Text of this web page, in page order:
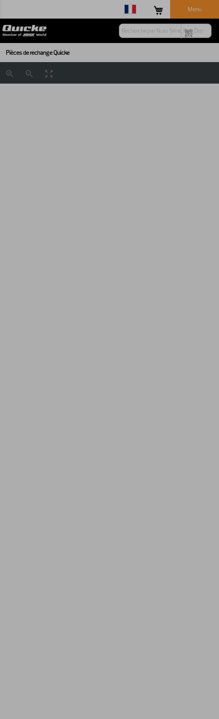
Menu
Pièces de rechange Quicke